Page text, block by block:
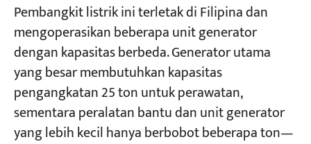
Proyek
Blog
Berita
Aplikasi
Pembangkit listrik ini terletak di Filipina dan
mengoperasikan beberapa unit generator
dengan kapasitas berbeda. Generator utama
yang besar membutuhkan kapasitas
pengangkatan 25 ton untuk perawatan,
sementara peralatan bantu dan unit generator
yang lebih kecil hanya berbobot beberapa ton—